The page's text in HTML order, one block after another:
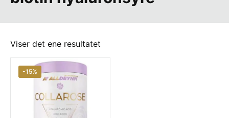
Viser det ene resultatet
-15%